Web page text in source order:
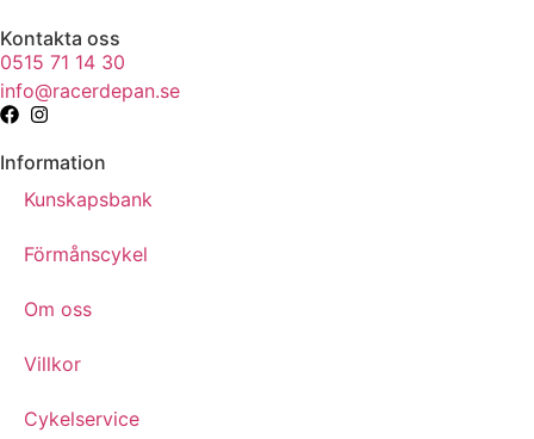
Kontakta oss
0515 71 14 30
info@racerdepan.se
Information
Kunskapsbank
Förmånscykel
Om oss
Villkor
Cykelservice